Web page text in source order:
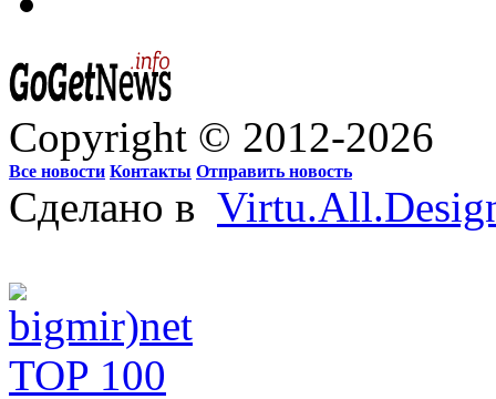
Copyright © 2012-2026
Все новости Контакты Отправить новость
Сделано в